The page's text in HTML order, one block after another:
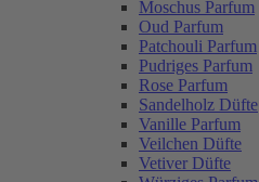
Moschus Parfum
Oud Parfum
Patchouli Parfum
Pudriges Parfum
Rose Parfum
Sandelholz Düfte
Vanille Parfum
Veilchen Düfte
Vetiver Düfte